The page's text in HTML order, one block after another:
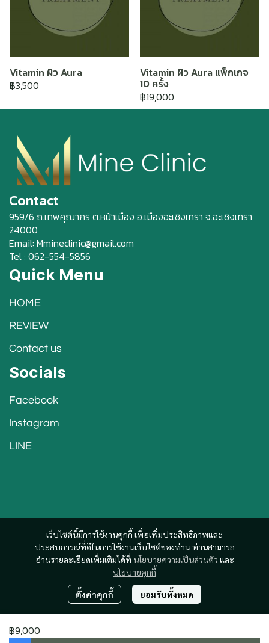
Vitamin ผิว Aura
฿3,500
Vitamin ผิว Aura แพ็กเกจ
10 ครั้ง
฿19,000
฿9,000
เว็บไซต์นี้มีการใช้งานคุกกี้ เพื่อเพิ่มประสิทธิภาพและ
ประสบการณ์ที่ดีในการใช้งานเว็บไซต์ของท่าน ท่านสามารถ
อ่านรายละเอียดเพิ่มเติมได้ที่ นโยบายความเป็นส่วนตัว และ
นโยบายคุกกี้
ตั้งค่าคุกกี้ ยอมรับทั้งหมด
Contact
959/6 ถ.เทพคุณากร ต.หน้าเมือง อ.เมืองฉะเชิงเทรา จ.ฉะเชิงเทรา
24000
Email: Mmineclinic@gmail.com
Tel : 062-554-5856
Quick Menu
HOME
REVIEW
Contact us
Socials
Facebook
Instagram
LINE